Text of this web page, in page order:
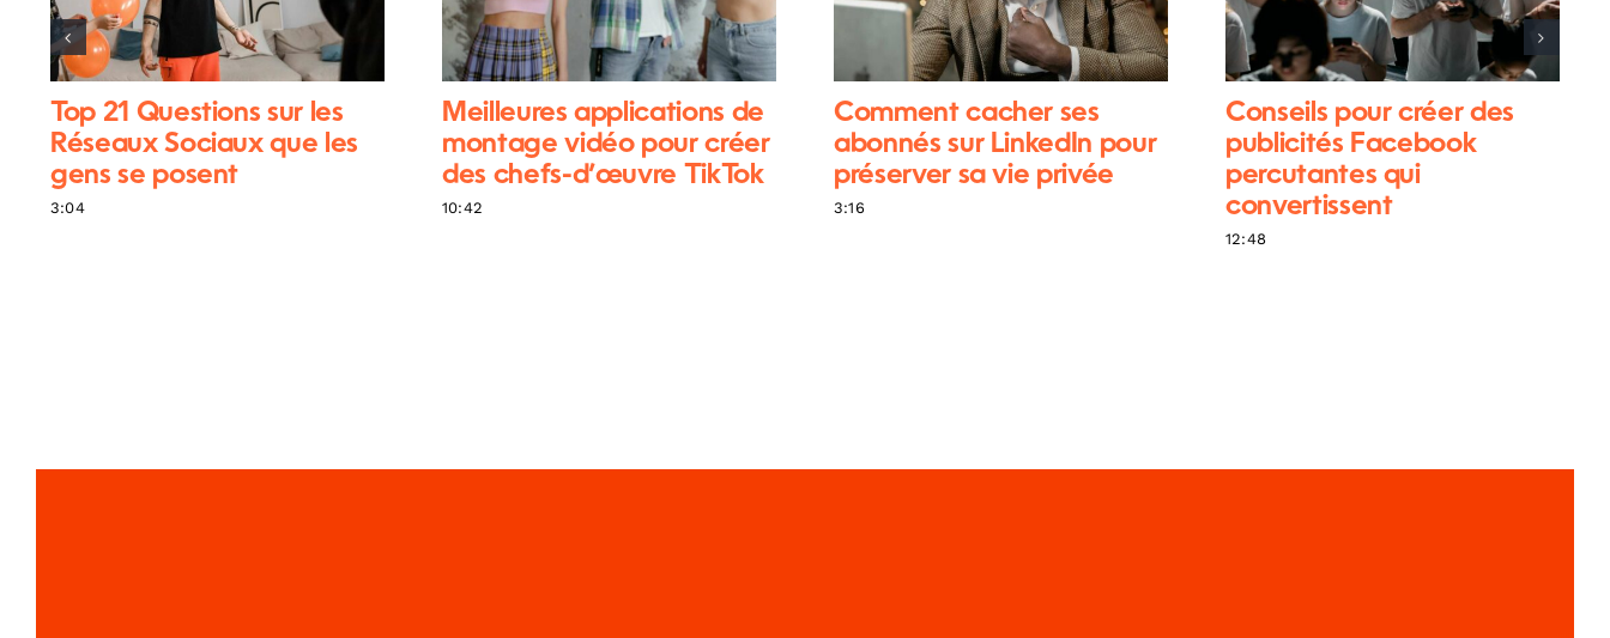
Top 21 Questions sur les
Réseaux Sociaux que les
gens se posent
3:04
Meilleures applications de
montage vidéo pour créer
des chefs-d’œuvre TikTok
10:42
Comment cacher ses
abonnés sur LinkedIn pour
préserver sa vie privée
3:16
Conseils pour créer des
publicités Facebook
percutantes qui
convertissent
12:48